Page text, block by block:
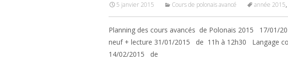
5 janvier 2015 Cours de polonais avancé année 2015,
Planning des cours avancés de Polonais 2015 17/01/
neuf + lecture 31/01/2015 de 11h à 12h30 Langage
14/02/2015 de